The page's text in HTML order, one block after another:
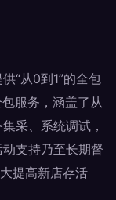
“从0到1”的全包
服务，涵盖了从
采、系统调试，
支持乃至长期督
提高新店存活